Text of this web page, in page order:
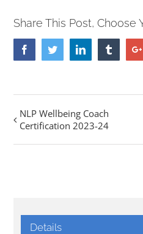
Share This Post, Choose
FacebookTwitterLinkedin Tumblr
Event
Navigation
NLP Wellbeing Coach
Certification 2023-24
Details